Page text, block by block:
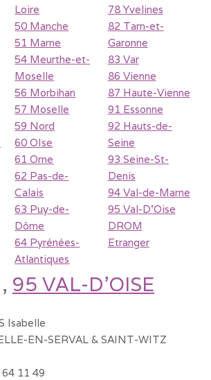
Loire
50 Manche
51 Marne
54 Meurthe-et-
Moselle
56 Morbihan
57 Moselle
59 Nord
60 OIse
61 Orne
62 Pas-de-
Calais
63 Puy-de-
Dôme
64 Pyrénées-
Atlantiques
78 Yvelines
82 Tarn-et-
Garonne
83 Var
86 Vienne
87 Haute-Vienne
91 Essonne
92 Hauts-de-
Seine
93 Seine-St-
Denis
94 Val-de-Marne
95 Val-D'Oise
DROM
Etranger
, 95 VAL-D'OISE
Isabelle
EN-SERVAL & SAINT-WITZ
11 49